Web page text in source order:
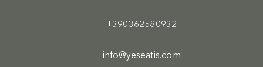
+390362580932
info@yeseatis.com